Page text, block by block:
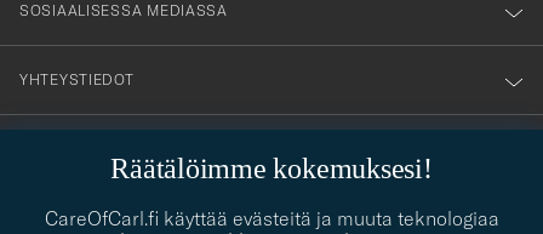
Räätälöimme kokemuksesi!
CareOfCarl.fi käyttää evästeitä ja muuta teknologiaa
SOSIAALISESSA MEDIASSA
YHTEYSTIEDOT
PUKEUTUMISNEUVONTA
Kaipaatko apua oman tyylisi löytämiseen? Me autamme sinua